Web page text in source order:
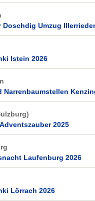
Doschdig Umzug
Istein 2026
Narrenbaumstellen
2025
Laufenburg 2026
Lörrach 2026